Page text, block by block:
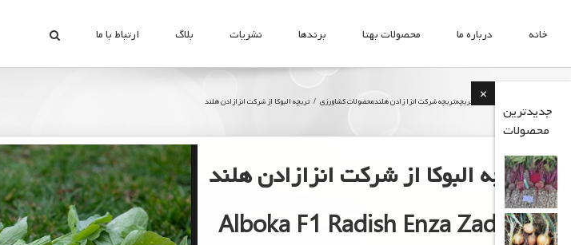
content
خانه درباره ما محصولات بهتا برندها نشریات بلاگ ارتباط با ما
تربچه,تربچه شرکت انزا زادن هلند,محصولات کشاورزی تربچه البوکا از شرکت انزازادن هلند
View
Larger
Image
تربچه البوکا از شرکت انزازادن هلند
Alboka F1 Radish Enza Zaden
×
جدیدترین
محصولات